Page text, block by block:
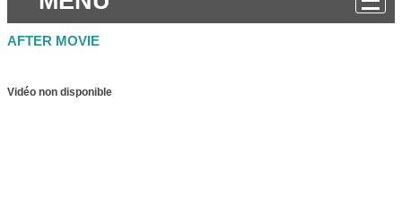
AFTER MOVIE
Vidéo non disponible